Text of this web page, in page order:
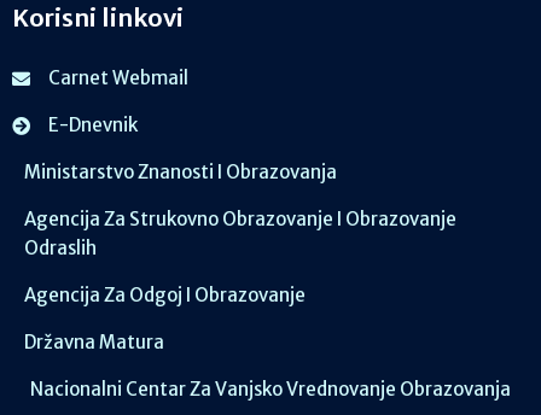
Korisni linkovi
Carnet Webmail
E-Dnevnik
Ministarstvo Znanosti I Obrazovanja
Agencija Za Strukovno Obrazovanje I Obrazovanje
Odraslih
Agencija Za Odgoj I Obrazovanje
Državna Matura
Nacionalni Centar Za Vanjsko Vrednovanje Obrazovanja